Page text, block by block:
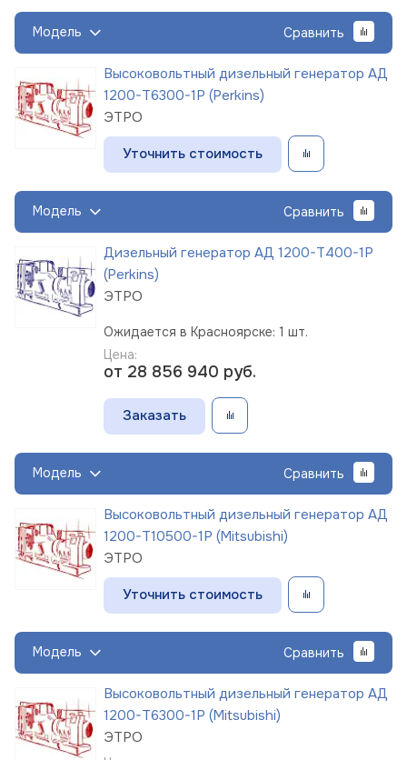
Модель Сравнить
Высоковольтный дизельный генератор АД
1200-Т6300-1Р (Perkins)
ЭТРО
Уточнить стоимость
Модель Сравнить
Дизельный генератор АД 1200-Т400-1Р
(Perkins)
ЭТРО
Ожидается в Красноярске: 1 шт.
Цена:
от 28 856 940 руб.
Заказать
Модель Сравнить
Высоковольтный дизельный генератор АД
1200-Т10500-1Р (Mitsubishi)
ЭТРО
Уточнить стоимость
Модель Сравнить
Высоковольтный дизельный генератор АД
1200-Т6300-1Р (Mitsubishi)
ЭТРО